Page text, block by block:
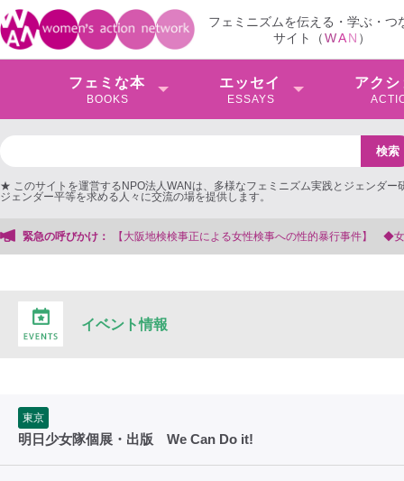
フェミニズムを伝える・学ぶ・つ
サイト（WAN ）
フェミな本
BOOKS
エッセイ
ESSAYS
アクシ
★ このサイトを運営するNPO法人WANは、多様なフェミニズム実践とジェンダー
ジェンダー平等を求める人々に交流の場を提供します。
緊急の呼びかけ：
的暴行事件】 ◆女性検事を支援する会事務局
イベント情報
東京
明日少女隊個展・出版 We Can Do it!